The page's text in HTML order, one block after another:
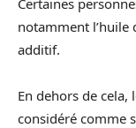
Certaines
notamment l’huile
additif.
En dehors de
considéré comme